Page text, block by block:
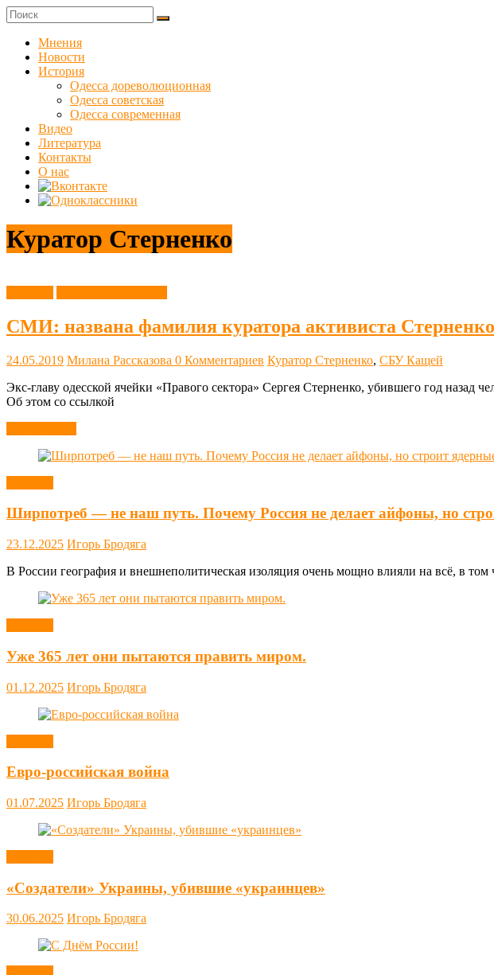
Skip
to
content
Куликовец
Сайт
одесского
сопротивления
Мнения
Новости
История
Одесса дореволюционная
Одесса советская
Одесса современная
Видео
Литература
Контакты
О нас
Куратор Стерненко
СМИ: названа фамилия куратора активиста
24.05.2019 Милана Рассказова 0 Комментариев Куратор Стерненко, СБУ Кащей
Экс-главу одесской ячейки «Правого сектора» Сергея Стерненко, убившего год назад
Об этом со ссылкой
Ширпотреб — не наш путь. Почему Россия не делает айфоны, но
23.12.2025 Игорь Бродяга
В России география и внешнеполитическая изоляция очень мощно влияли на всё, в
Уже 365 лет они пытаются править миром.
01.12.2025 Игорь Бродяга
Евро-российская война
01.07.2025 Игорь Бродяга
«Создатели» Украины, убившие «украинцев»
30.06.2025 Игорь Бродяга